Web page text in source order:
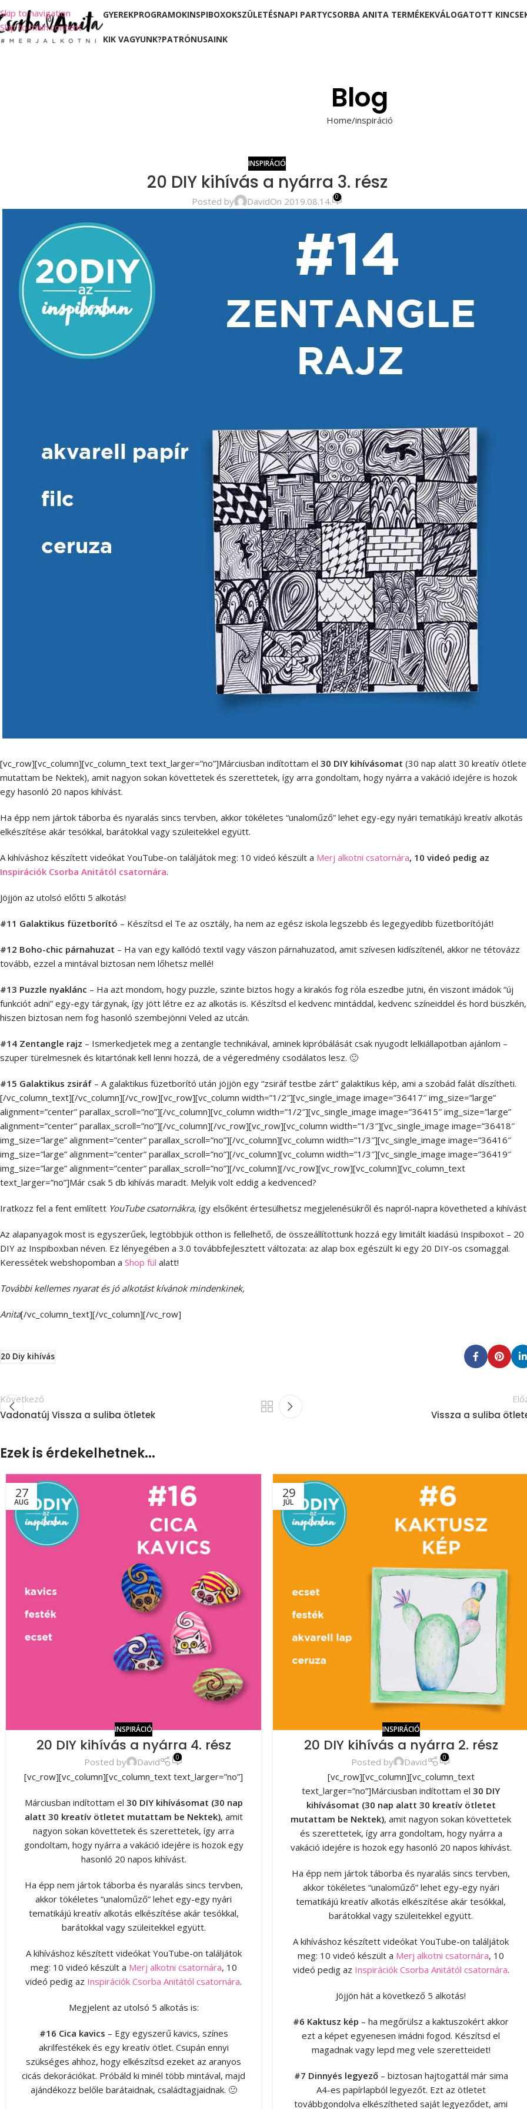
Skip to navigation
Skip to main content
GYEREKPROGRAMOKINSPIBOXOKSZÜLETÉSNAPI PARTYCSORBA ANITA TERMÉKEKVÁLOGATOTT
KIK VAGYUNK?PATRÓNUSAINK
Blog
Home inspiráció
INSPIRÁCIÓ
20 DIY kihívás a nyárra 3. rész
Posted by DavidOn 2019.08.14. 0
[vc_row][vc_column][vc_column_text text_larger=”no”]Márciusban indítottam el 30 DIY kihívásomat (30 nap alatt 30 kreatív
mutattam be Nektek), amit nagyon sokan követtetek és szerettetek, így arra gondoltam, hogy nyárra a vakáció idejére is hozok
egy hasonló 20 napos kihívást.
Ha épp nem jártok táborba és nyaralás sincs tervben, akkor tökéletes “unaloműző” lehet egy-egy nyári tematikájú kreatív alkotás
elkészítése akár tesókkal, barátokkal vagy szüleitekkel együtt.
A kihíváshoz készített videókat YouTube-on találjátok meg: 10 videó készült a Merj alkotni csatornára, 10 videó pedig az
Inspirációk Csorba Anitától csatornára.
Jöjjön az utolsó előtti 5 alkotás!
#11 Galaktikus füzetborító – Készítsd el Te az osztály, ha nem az egész iskola legszebb és legegyedibb füzetborítóját!
#12 Boho-chic párnahuzat – Ha van egy kallódó textil vagy vászon párnahuzatod, amit szívesen kidíszítenél, akkor ne tétovázz
tovább, ezzel a mintával biztosan nem lőhetsz mellé!
#13 Puzzle nyaklánc – Ha azt mondom, hogy puzzle, szinte biztos hogy a kirakós fog róla eszedbe jutni, én viszont imádok “új
funkciót adni” egy-egy tárgynak, így jött létre ez az alkotás is. Készítsd el kedvenc mintáddal, kedvenc színeiddel és hord büszkén,
hiszen biztosan nem fog hasonló szembejönni Veled az utcán.
#14 Zentangle rajz – Ismerkedjetek meg a zentangle technikával, aminek kipróbálását csak nyugodt lelkiállapotban ajánlom –
szuper türelmesnek és kitartónak kell lenni hozzá, de a végeredmény csodálatos lesz. 🙂
#15 Galaktikus zsiráf – A galaktikus füzetborító után jöjjön egy “zsiráf testbe zárt” galaktikus kép, ami a szobád falát díszítheti.
[/vc_column_text][/vc_column][/vc_row][vc_row][vc_column width=”1/2″][vc_single_image image=”36417″ img_size=”large”
alignment=”center” parallax_scroll=”no”][/vc_column][vc_column width=”1/2″][vc_single_image image=”36415″ img_size=”large”
alignment=”center” parallax_scroll=”no”][/vc_column][/vc_row][vc_row][vc_column width=”1/3″][vc_single_image image=”36418″
img_size=”large” alignment=”center” parallax_scroll=”no”][/vc_column][vc_column width=”1/3″][vc_single_image image=”36416″
img_size=”large” alignment=”center” parallax_scroll=”no”][/vc_column][vc_column width=”1/3″][vc_single_image image=”36419″
img_size=”large” alignment=”center” parallax_scroll=”no”][/vc_column][/vc_row][vc_row][vc_column][vc_column_text
text_larger=”no”]Már csak 5 db kihívás maradt. Melyik volt eddig a kedvenced?
Iratkozz fel a fent említett YouTube csatornákra, így elsőként értesülhetsz megjelenésükről és napról-napra követheted a kihívást.
Az alapanyagok most is egyszerűek, legtöbbjük otthon is fellelhető, de összeállítottunk hozzá egy limitált kiadású Inspiboxot – 20
DIY az Inspiboxban néven. Ez lényegében a 3.0 továbbfejlesztett változata: az alap box egészült ki egy 20 DIY-os csomaggal.
Keressétek webshopomban a Shop fül alatt!
További kellemes nyarat és jó alkotást kívánok mindenkinek,
Anita[/vc_column_text][/vc_column][/vc_row]
20 Diy kihívás
Következő
Vadonatúj Vissza a suliba ötletek Vissza a suliba
Ezek is érdekelhetnek...
27
AUG
INSPIRÁCIÓ
20 DIY kihívás a nyárra 4. rész
Posted by David 0
[vc_row][vc_column][vc_column_text text_larger=”no”]
Márciusban indítottam el 30 DIY kihívásomat (30 nap
alatt 30 kreatív ötletet mutattam be Nektek), amit
nagyon sokan követtetek és szerettetek, így arra
gondoltam, hogy nyárra a vakáció idejére is hozok egy
hasonló 20 napos kihívást.
Ha épp nem jártok táborba és nyaralás sincs tervben,
akkor tökéletes “unaloműző” lehet egy-egy nyári
tematikájú kreatív alkotás elkészítése akár tesókkal,
barátokkal vagy szüleitekkel együtt.
A kihíváshoz készített videókat YouTube-on találjátok
meg: 10 videó készült a Merj alkotni csatornára, 10
videó pedig az Inspirációk Csorba Anitától csatornára.
Megjelent az utolsó 5 alkotás is:
#16 Cica kavics – Egy egyszerű kavics, színes
akrilfestékek és egy kreatív ötlet. Csupán ennyi
szükséges ahhoz, hogy elkészítsd ezeket az aranyos
cicás dekorációkat. Próbáld ki minél több mintával, majd
ajándékozz belőle barátaidnak, családtagjaidnak. 🙂
29
JÚL
INSPIRÁCIÓ
20 DIY kihívás a nyárra 2. rész
Posted by David 0
[vc_row][vc_column][vc_column_text
text_larger=”no”]Márciusban indítottam el30 DIY
kihívásomat (30 nap alatt 30 kreatív ötletet
mutattam be Nektek), amit nagyon sokan követtetek
és szerettetek, így arra gondoltam, hogy nyárra a
vakáció idejére is hozok egy hasonló 20 napos kihívást.
Ha épp nem jártok táborba és nyaralás sincs tervben,
akkor tökéletes “unaloműző” lehet egy-egy nyári
tematikájú kreatív alkotás elkészítése akár tesókkal,
barátokkal vagy szüleitekkel együtt.
A kihíváshoz készített videókat YouTube-on találjátok
meg: 10 videó készült a Merj alkotni csatornára, 10
videó pedig az Inspirációk Csorba Anitától csatornára.
Jöjjön hát a következő 5 alkotás!
#6 Kaktusz kép – ha megőrülsz a kaktuszokért akkor
ezt a képet egyenesen imádni fogod. Készítsd el
magadnak vagy lepd meg vele szeretteidet!
#7 Dinnyés legyező– biztosan hajtogattál már sima
A4-es papírlapból legyezőt. Ezt az ötletet
továbbgondolva elkészítheted saját legyeződet, ami